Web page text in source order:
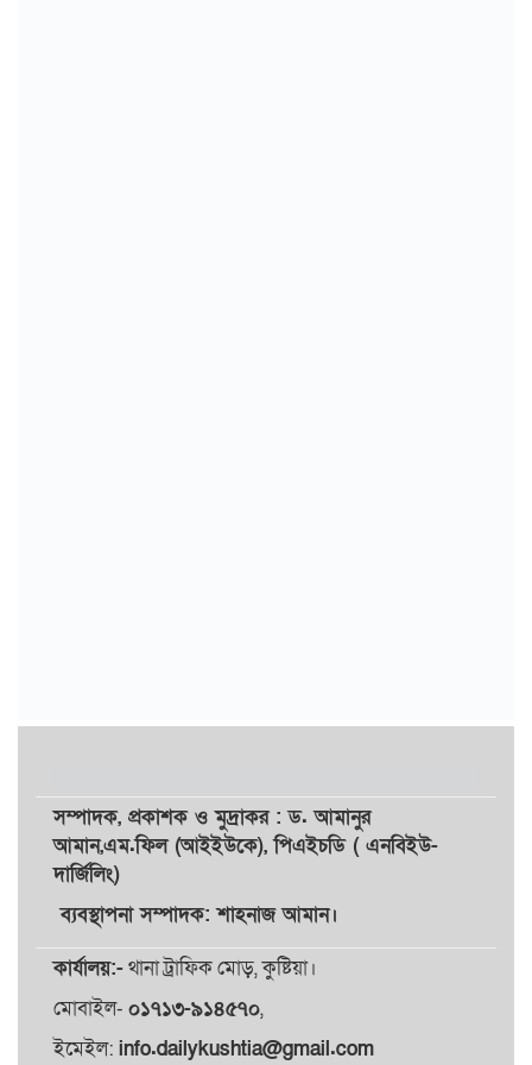
সম্পাদক, প্রকাশকওমুদ্রাকর: ড. আমানুর
আমান,এম.ফিল (আইইউকে), পিএইচডি ( এনবিইউ-
দার্জিলিং)
ব্যবস্থাপনা সম্পাদক: শাহনাজ আমান।
কার্যালয়:-থানা ট্রাফিক মোড়, কুষ্টিয়া।
মোবাইল- ০১৭১৩-৯১৪৫৭০,
ইমেইল: info.dailykushtia@gmail.com